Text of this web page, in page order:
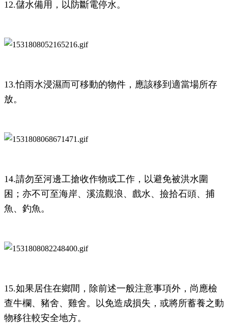
12.儲水備用，以防斷電停水。
13.怕雨水浸濕而可移動的物件，應該移到適當場所存
放。
14.請勿至河邊工搶收作物或工作，以避免被洪水圍
困；亦不可至海岸、溪流觀浪、戲水、撿拾石頭、捕
魚、釣魚。
15.如果居住在鄉間，除前述一般注意事項外，尚應檢
查牛欄、豬舍、雞舍。以免造成損失，或將所蓄養之動
物移往較安全地方。